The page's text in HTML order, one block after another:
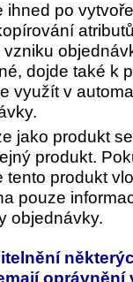
ihned po
vzniku
dojde také k
využít v
jako produkt
produkt.
tento produkt
pouze
objednávky.